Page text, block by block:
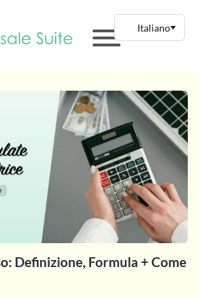
Definizione, Formula + Come